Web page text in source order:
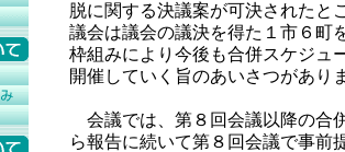
脱に関する決議案が可決されたと
議会は議会の議決を得た１市６町
枠組みにより今後も合併スケジュ
開催していく旨のあいさつがあり
会議では、第８回会議以降の合
ら報告に続いて第８回会議で事前